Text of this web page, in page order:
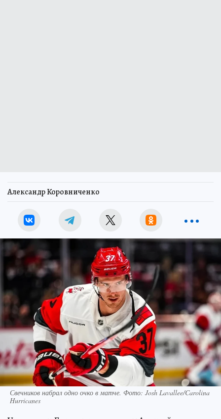
Александр Коровниченко
Свечников набрал одно очко в матче. Фото: Josh Lavallee/Carolina
Hurricanes